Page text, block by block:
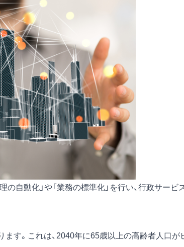
自動化」や「業務の標準化」を行い、行政サービ
す。これは、2040年に65歳以上の高齢者人口が